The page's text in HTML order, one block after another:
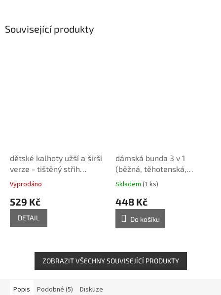
Související produkty
dětské kalhoty užší a širší
verze - tištěný střih
Caramilla
Vyprodáno
529 Kč
DETAIL
dámská bunda 3 v 1
(běžná, těhotenská,
nosící) XS - XXXXL -
tištěný střih Caramilla
Skladem (1 ks)
448 Kč
Do košíku
ZOBRAZIT VŠECHNY SOUVISEJÍCÍ PRODUKTY
Popis Podobné (5) Diskuze